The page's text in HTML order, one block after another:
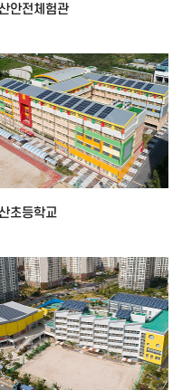
안전체험관
초등학교